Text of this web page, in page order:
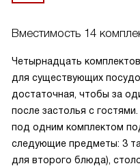
Вместимость 14
Четырнадцать
для существующих
достаточная, чтобы за
после застолья с
под одним комплектом
следующие предметы: 3
для второго блюда),